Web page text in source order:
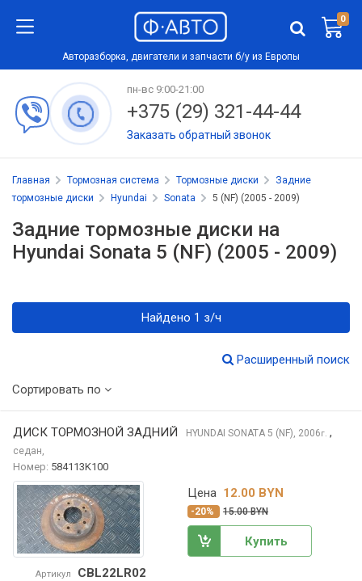
0
Авторазборка, двигатели и запчасти б/у из Европы
пн-вс 9:00-21:00
+375 (29) 321-44-44
Заказать обратный звонок
Главная Тормозная система Тормозные диски
Задние
тормозные диски
Hyundai Sonata 5 (NF) (2005 - 2009)
Задние тормозные диски на
Hyundai Sonata 5 (NF) (2005 - 2009)
Найдено 1 з/ч
Расширенный поиск
Сортировать по
ДИСК ТОРМОЗНОЙ ЗАДНИЙ HYUNDAI SONATA 5 (NF), 2006г. ,
седан,
Номер: 584113K100
Артикул CBL22LR02
Цена 12.00 BYN
-20% 15.00 BYN
Купить